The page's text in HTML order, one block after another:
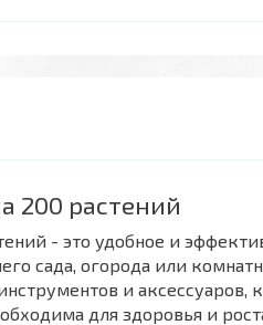
200 растений
- это удобное и
сада, огорода или
и аксессуаров,
для здоровья и